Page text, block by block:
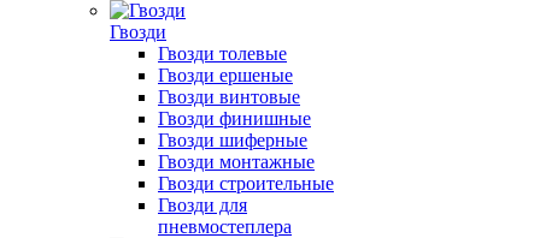
Гвозди
Гвозди толевые
Гвозди ершеные
Гвозди винтовые
Гвозди финишные
Гвозди шиферные
Гвозди монтажные
Гвозди строительные
Гвозди для
пневмостеплера